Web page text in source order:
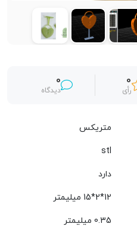
0
رأی
0
دیدگاه
متریکس
stl
دارد
12*2*15 میلیمتر
0.35 میلیمتر